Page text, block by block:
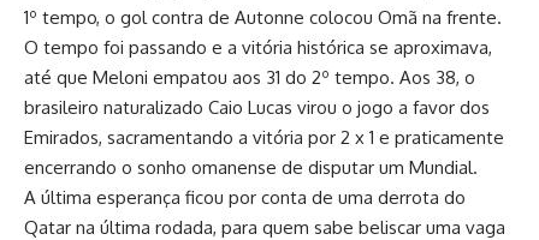
1º tempo, o gol contra de Autonne colocou Omã na frente.
O tempo foi passando e a vitória histórica se aproximava,
até que Meloni empatou aos 31 do 2º tempo. Aos 38, o
brasileiro naturalizado Caio Lucas virou o jogo a favor dos
Emirados, sacramentando a vitória por 2 x 1 e praticamente
encerrando o sonho omanense de disputar um Mundial.
A última esperança ficou por conta de uma derrota do
Qatar na última rodada, para quem sabe beliscar uma vaga